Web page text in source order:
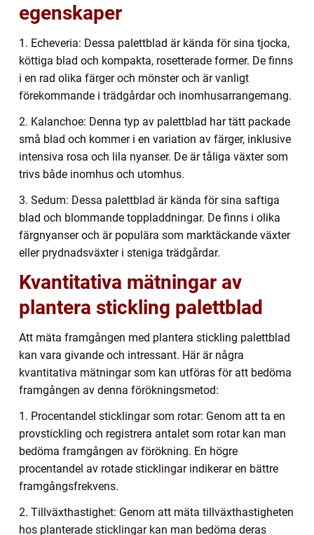
egenskaper
1. Echeveria: Dessa palettblad är kända för sina tjocka,
köttiga blad och kompakta, rosetterade former. De finns
i en rad olika färger och mönster och är vanligt
förekommande i trädgårdar och inomhusarrangemang.
2. Kalanchoe: Denna typ av palettblad har tätt packade
små blad och kommer i en variation av färger, inklusive
intensiva rosa och lila nyanser. De är tåliga växter som
trivs både inomhus och utomhus.
3. Sedum: Dessa palettblad är kända för sina saftiga
blad och blommande toppladdningar. De finns i olika
färgnyanser och är populära som marktäckande växter
eller prydnadsväxter i steniga trädgårdar.
Kvantitativa mätningar av
plantera stickling palettblad
Att mäta framgången med plantera stickling palettblad
kan vara givande och intressant. Här är några
kvantitativa mätningar som kan utföras för att bedöma
framgången av denna förökningsmetod:
1. Procentandel sticklingar som rotar: Genom att ta en
provstickling och registrera antalet som rotar kan man
bedöma framgången av förökning. En högre
procentandel av rotade sticklingar indikerar en bättre
framgångsfrekvens.
2. Tillväxthastighet: Genom att mäta tillväxthastigheten
hos planterade sticklingar kan man bedöma deras